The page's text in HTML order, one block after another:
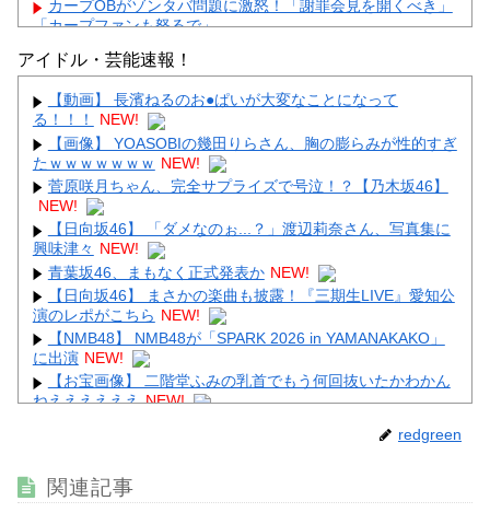
カープOBがゾンタバ問題に激怒！「謝罪会見を開くべき」
「カープファンも怒るで」
【画像】顔100点、体30点の女ｗｗｗ
Powered by livedoor 相互RSS
アイドル・芸能速報！
【動画】 長濱ねるのお●ぱいが大変なことになって
る！！！
NEW!
【画像】 YOASOBIの幾田りらさん、胸の膨らみが性的すぎ
たｗｗｗｗｗｗｗ NEW!
菅原咲月ちゃん、完全サプライズで号泣！？【乃木坂46】
NEW!
【日向坂46】 「ダメなのぉ...？」渡辺莉奈さん、写真集に
興味津々 NEW!
青葉坂46、まもなく正式発表か NEW!
【日向坂46】 まさかの楽曲も披露！『三期生LIVE』愛知公
演のレポがこちら NEW!
【NMB48】 NMB48が「SPARK 2026 in YAMANAKAKO」
に出演 NEW!
【お宝画像】 二階堂ふみの乳首でもう何回抜いたかわかん
ねええええええ NEW!
モロ流し NEW!
redgreen
関連記事